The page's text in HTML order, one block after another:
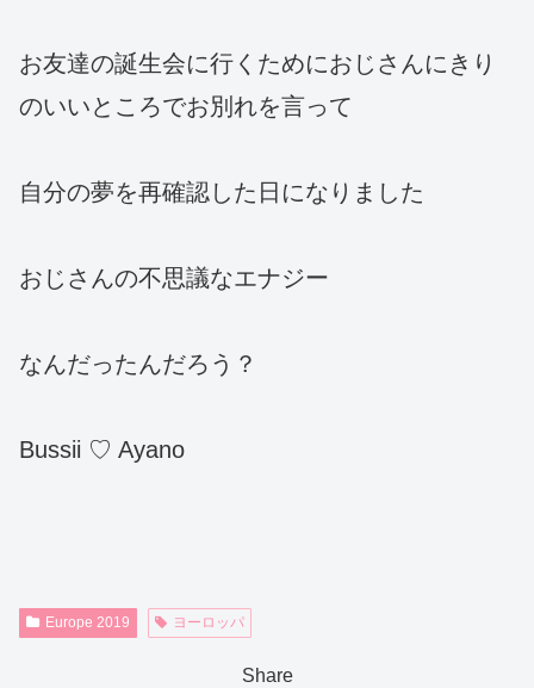
お友達の誕生会に行くためにおじさんにきり
のいいところでお別れを言って
自分の夢を再確認した日になりました
おじさんの不思議なエナジー
なんだったんだろう？
Bussii ♡ Ayano
Europe 2019 ヨーロッパ
Share